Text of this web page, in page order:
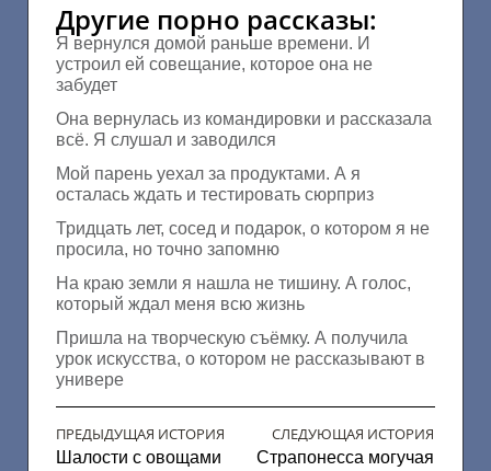
Другие порно рассказы:
Я вернулся домой раньше времени. И
устроил ей совещание, которое она не
забудет
Она вернулась из командировки и рассказала
всё. Я слушал и заводился
Мой парень уехал за продуктами. А я
осталась ждать и тестировать сюрприз
Тридцать лет, сосед и подарок, о котором я не
просила, но точно запомню
На краю земли я нашла не тишину. А голос,
который ждал меня всю жизнь
Пришла на творческую съёмку. А получила
урок искусства, о котором не рассказывают в
универе
ПРЕДЫДУЩАЯ ИСТОРИЯ
Шалости с овощами
СЛЕДУЮЩАЯ ИСТОРИЯ
Страпонесса могучая